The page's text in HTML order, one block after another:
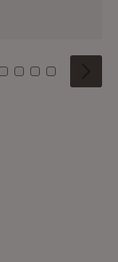
7 8 9
Kachel: 10
Zu Kachel: 11
Zu Kachel: 12
Zu Kachel:
Zu